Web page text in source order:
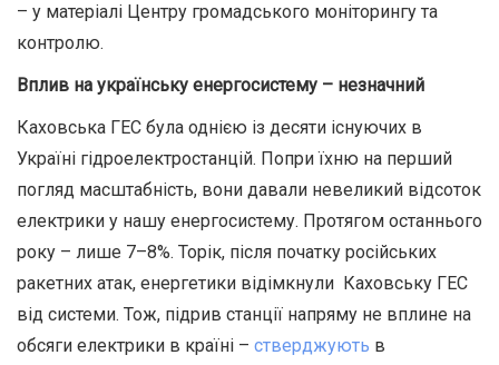
– у матеріалі Центру громадського моніторингу та
контролю.
Вплив на українську енергосистему – незначний
Каховська ГЕС була однією із десяти існуючих в
Україні гідроелектростанцій. Попри їхню на перший
погляд масштабність, вони давали невеликий відсоток
електрики у нашу енергосистему. Протягом останнього
року – лише 7–8%. Торік, після початку російських
ракетних атак, енергетики відімкнули Каховську ГЕС
від системи. Тож, підрив станції напряму не вплине на
обсяги електрики в країні – стверджують в